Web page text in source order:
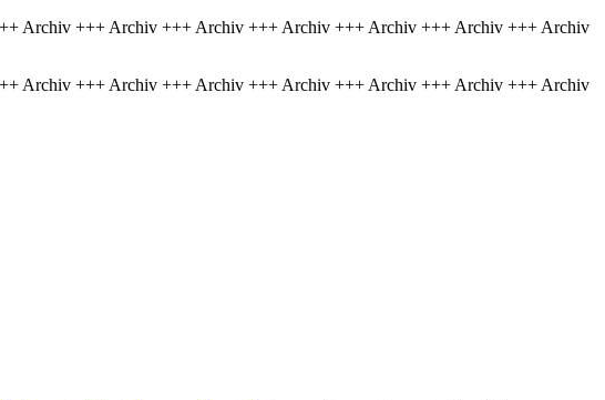
Archiv +++ Archiv +++ Archiv +++ Archiv +++ Archiv +++ Archiv +++ Archiv
Archiv +++ Archiv +++ Archiv +++ Archiv +++ Archiv +++ Archiv +++ Archiv